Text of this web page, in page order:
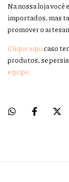
Na nossa loja
importados, mas
promover o
Clique aquicaso
produtos, se
equipe.